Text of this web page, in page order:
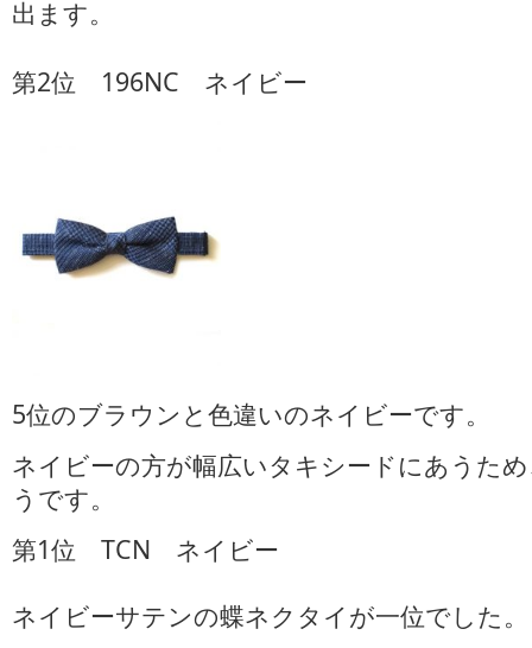
出ます。
第2位 196NC ネイビー
5位のブラウンと色違いのネイビーです。
ネイビーの方が幅広いタキシードにあうた
うです。
第1位 TCN ネイビー
ネイビーサテンの蝶ネクタイが一位でした。